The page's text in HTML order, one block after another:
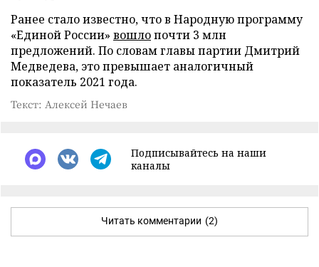
Ранее стало известно, что в Народную программу
«Единой России» вошлопочти 3 млн
предложений. По словам главы партии Дмитрий
Медведева, это превышает аналогичный
показатель 2021 года.
Текст: Алексей Нечаев
Подписывайтесь на наши
каналы
Читать комментарии (2)